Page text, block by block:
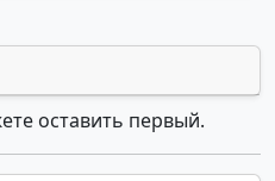
оставить первый.